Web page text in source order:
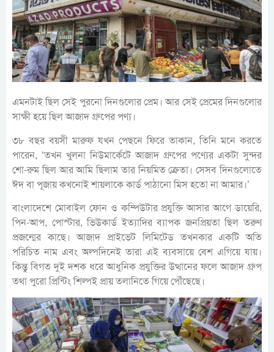
এমনটাই ছিল সেই পুরনো দিনগুলোর প্রেম। আর সেই প্রেমের দিনগুলোর
সাক্ষী হয়ে ছিল আজাদ গ্রুপের পণ্য।
৩৮ বছর বয়সী মারুফ যখন পেছনে ফিরে তাকান, তিনি মনে করতে
পারেন, ‘তখন খুলনা নিউমার্কেটে আজাদ গ্রুপের পণ্যের একটা সুন্দর
শো-রুম ছিল আর আমি ছিলাম তার নিয়মিত ক্রেতা। সেসব দিনগুলোতে
ঈদ বা পূজায় কখনোই শায়লাকে কার্ড পাঠানো মিস হতো না আমার।’
বাংলাদেশে মোবাইল ফোন ও কম্পিউটার প্রযুক্তি আসার আগে ডায়েরি,
পিন-আপ, পোস্টার, ভিউকার্ড ইত্যাদির ব্যাপক জনপ্রিয়তা ছিল তরুণ
প্রজন্মের কাছে। আজাদ প্রাইভেট লিমিটেড তখনকার একটি অতি
পরিচিত নাম এবং অল্পদিনেই তারা এই ব্যবসায়ে বেশ এগিয়ে যায়।
কিন্তু বিগত দুই দশক ধরে আধুনিক প্রযুক্তির উত্থানের ফলে আজাদ গ্রুপ
তথা পুরো প্রিন্টিং শিল্পই প্রায় তলানিতে গিয়ে পৌঁছেছে।